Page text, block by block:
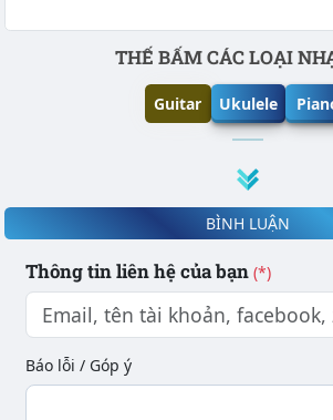
Phần nội dungTHẾ BẤM CÁC LOẠI
Guitar Ukulele
BÌNH LUẬN
Thông tin liên hệ của bạn (*)
Báo lỗi / Góp ý